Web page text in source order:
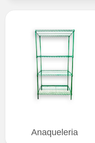
Anaqueleria